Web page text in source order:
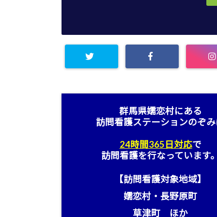
群馬県嬬恋村にある
訪問看護ステーションのぞ
24時間365日対応で
訪問看護を行なっています
【訪問看護対象地域】
嬬恋村・長野原町
草津町 ほか